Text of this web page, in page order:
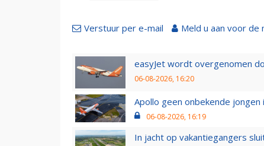
Verstuur per e-mail Meld u aan voor de
easyJet wordt overgenomen
06-08-2026, 16:20
Apollo geen onbekende jongen
06-08-2026, 16:19
In jacht op vakantiegangers